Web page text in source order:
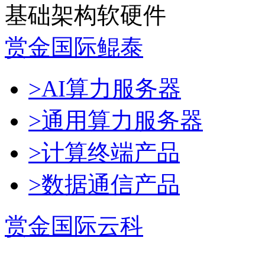
基础架构软硬件
赏金国际鲲泰
>AI算力服务器
>通用算力服务器
>计算终端产品
>数据通信产品
赏金国际云科